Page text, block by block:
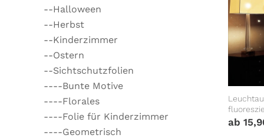
--Halloween
--Herbst
--Kinderzimmer
--Ostern
--Sichtschutzfolien
----Bunte Motive
----Florales
----Folie für Kinderzimmer
----Geometrisch
ab